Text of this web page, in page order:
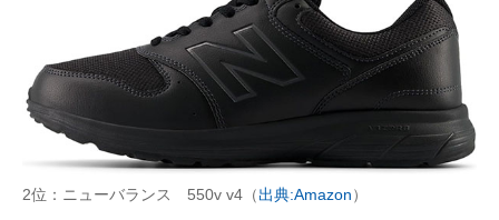
2位：ニューバランス 550v v4（出典:Amazon）